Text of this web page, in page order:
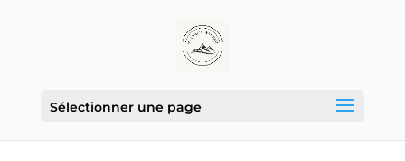
Sélectionner une page